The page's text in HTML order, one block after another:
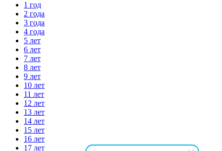
1 год
2 года
3 года
4 года
5 лет
6 лет
7 лет
8 лет
9 лет
10 лет
11 лет
12 лет
13 лет
14 лет
15 лет
16 лет
17 лет